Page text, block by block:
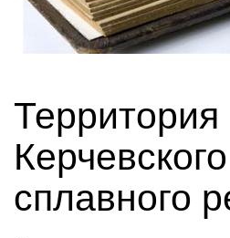
Территория
Керчевского
сплавного